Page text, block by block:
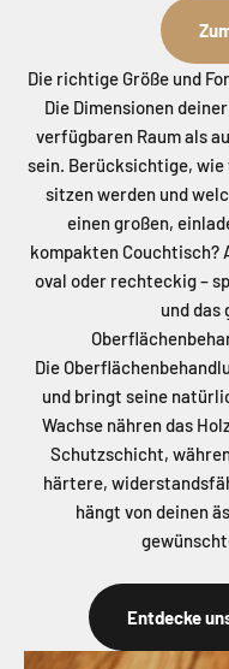
Die richtige Größe und
Die Dimensionen
verfügbaren Raum als
sein. Berücksichtige, wie
sitzen werden und
einen großen,
kompakten Couchtisch?
oval oder rechteckig –
und das
Die
und bringt seine
Wachse nähren das
Schutzschicht,
härtere,
hängt von deinen
Entdecke